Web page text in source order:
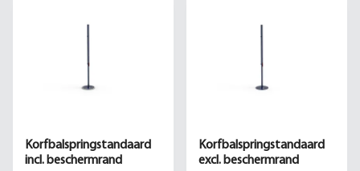
Korfbalspringstandaard
incl. beschermrand
Korfbalspringstandaard
excl. beschermrand